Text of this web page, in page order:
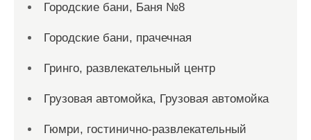
Городские бани, Баня №8
Городские бани, прачечная
Гринго, развлекательный центр
Грузовая автомойка, Грузовая автомойка
Гюмри, гостинично-развлекательный